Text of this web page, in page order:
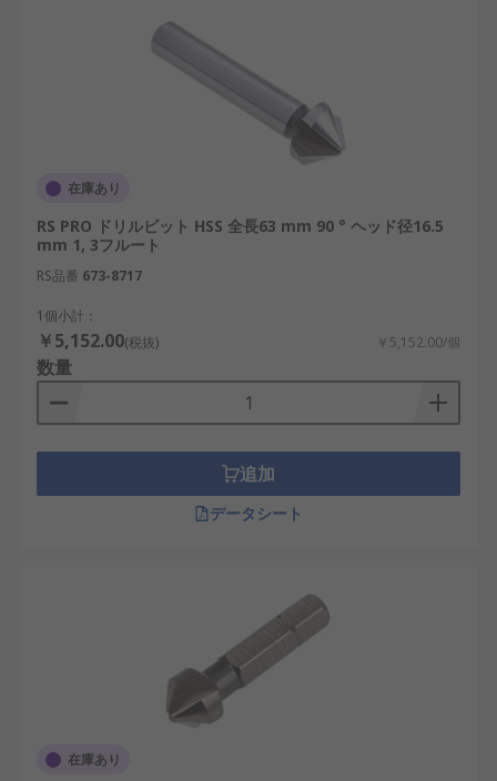
在庫あり
RS PRO ドリルビット HSS 全長63 mm 90 ° ヘッド径16.5
mm 1, 3フルート
RS品番 673-8717
1個小計：
￥5,152.00(税抜) ￥5,152.00/個
数量
追加
データシート
在庫あり